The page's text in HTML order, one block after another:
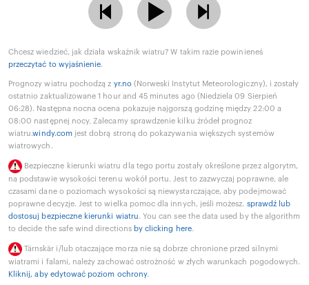
Chcesz wiedzieć, jak działa wskaźnik wiatru? W takim razie powinieneś
przeczytać to wyjaśnienie.
Prognozy wiatru pochodzą z yr.no (Norweski Instytut Meteorologiczny), i zostały
ostatnio zaktualizowane 1 hour and 45 minutes ago (Niedziela 09 Sierpień
06:28). Następna nocna ocena pokazuje najgorszą godzinę między 22:00 a
08:00 następnej nocy. Zalecamy sprawdzenie kilku źródeł prognoz
wiatru.windy.comjest dobrą stroną do pokazywania większych systemów
wiatrowych.
Bezpieczne kierunki wiatru dla tego portu zostały określone przez algorytm,
na podstawie wysokości terenu wokół portu. Jest to zazwyczaj poprawne, ale
czasami dane o poziomach wysokości są niewystarczające, aby podejmować
poprawne decyzje. Jest to wielka pomoc dla innych, jeśli możesz. sprawdź lub
dostosuj bezpieczne kierunki wiatru. You can see the data used by the algorithm
to decide the safe wind directions by clicking here.
Tärnskär i/lub otaczające morza nie są dobrze chronione przed silnymi
wiatrami i falami, należy zachować ostrożność w złych warunkach pogodowych.
Kliknij, aby edytować poziom ochrony.